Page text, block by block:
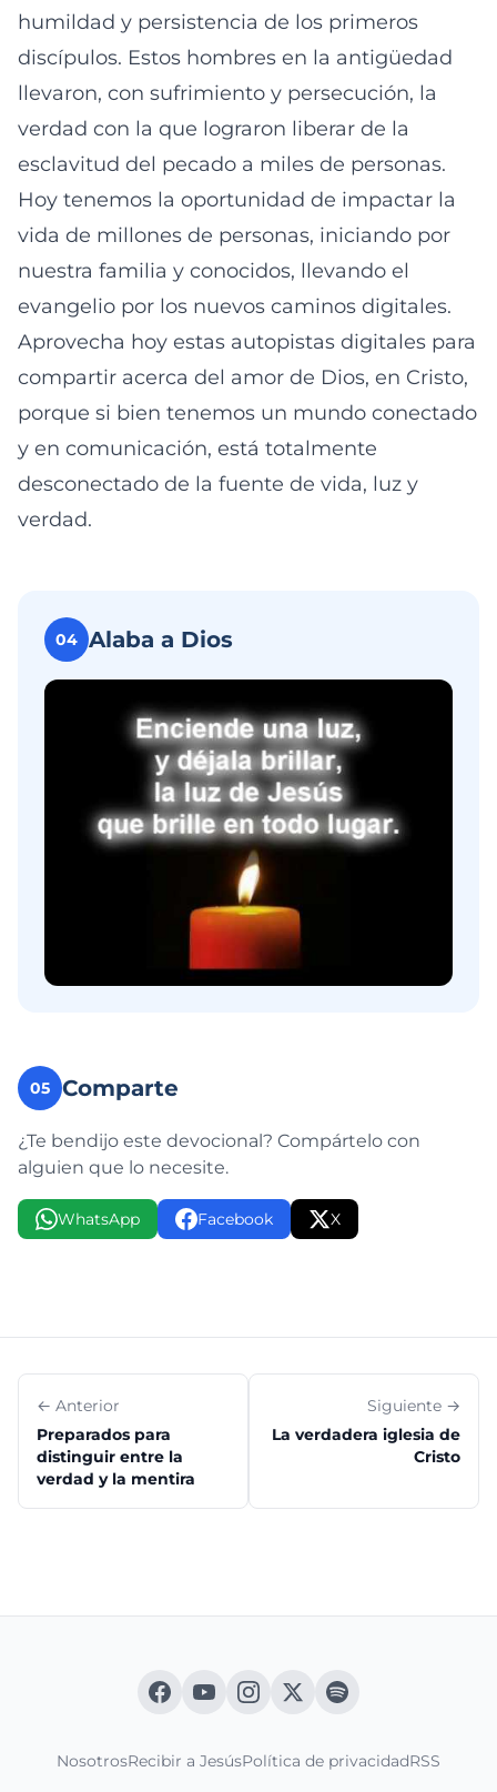
humildad y persistencia de los primeros
discípulos. Estos hombres en la antigüedad
llevaron, con sufrimiento y persecución, la
verdad con la que lograron liberar de la
esclavitud del pecado a miles de personas.
Hoy tenemos la oportunidad de impactar la
vida de millones de personas, iniciando por
nuestra familia y conocidos, llevando el
evangelio por los nuevos caminos digitales.
Aprovecha hoy estas autopistas digitales para
compartir acerca del amor de Dios, en Cristo,
porque si bien tenemos un mundo conectado
y en comunicación, está totalmente
desconectado de la fuente de vida, luz y
verdad.
04 Alaba a Dios
05 Comparte
¿Te bendijo este devocional? Compártelo con
alguien que lo necesite.
WhatsApp Facebook X
← Anterior
Preparados para
distinguir entre la
verdad y la mentira
Siguiente →
La verdadera iglesia de
Cristo
NosotrosRecibir a JesúsPolítica de privacidadRSS